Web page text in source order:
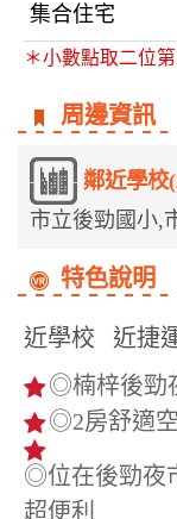
集合住宅
＊小數點取二位
周邊資訊
鄰近學校
市立後勁國小,
特色說明
近學校
近捷
◎楠梓後勁
◎2房舒適
◎位在後勁夜
超便利